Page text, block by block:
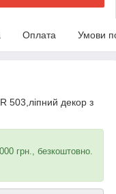
Оплата Умови
503,ліпний декор з
грн., безкоштовно.